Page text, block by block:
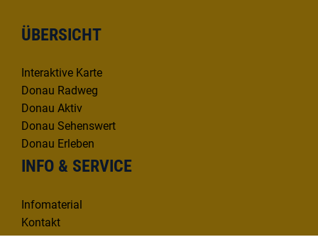
ÜBERSICHT
Interaktive Karte
Donau Radweg
Donau Aktiv
Donau Sehenswert
Donau Erleben
INFO & SERVICE
Infomaterial
Kontakt